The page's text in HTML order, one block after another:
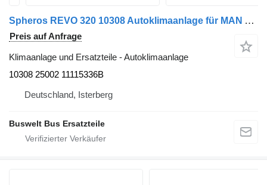
Spheros REVO 320 10308 Autoklimaanlage für MAN A21 Lions City Bus
Preis auf Anfrage
Klimaanlage und Ersatzteile - Autoklimaanlage
10308 25002 11115336B
Deutschland, Isterberg
Buswelt Bus Ersatzteile